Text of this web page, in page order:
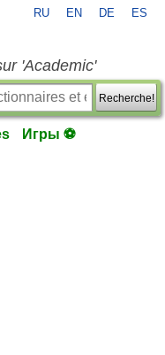
RU EN DE ES
'Academic'
Recherche!
Игры ⚽